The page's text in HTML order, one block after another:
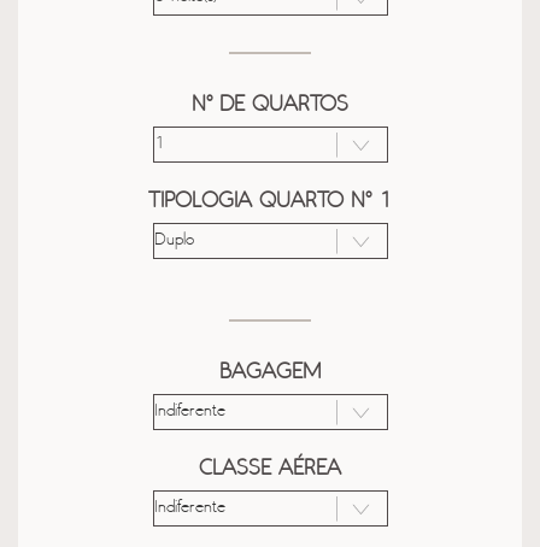
Nº DE QUARTOS
TIPOLOGIA QUARTO Nº 1
BAGAGEM
CLASSE AÉREA